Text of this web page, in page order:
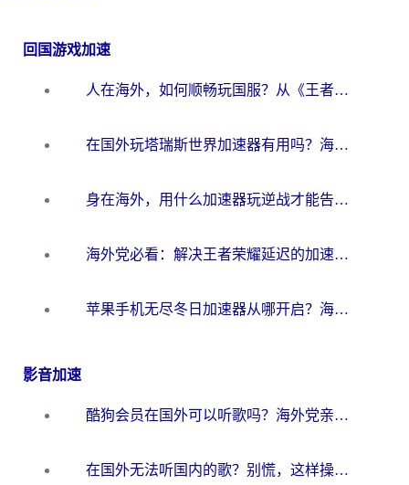
回国游戏加速
人在海外，如何顺畅玩国服？从《王者荣耀》到《云图计划》的加速器终极指南
在国外玩塔瑞斯世界加速器有用吗？海外玩家亲测后的真实答案
身在海外，用什么加速器玩逆战才能告别延迟？
海外党必看：解决王者荣耀延迟的加速器终极指南——从EVE到猫和老鼠，一个工具全搞定
苹果手机无尽冬日加速器从哪开启？海外玩家的冬日生存指南
影音加速
酷狗会员在国外可以听歌吗？海外党亲测有效：3步解决音乐权限难题
在国外无法听国内的歌？别慌，这样操作就能畅听QQ音乐（附亲测加速器推荐）